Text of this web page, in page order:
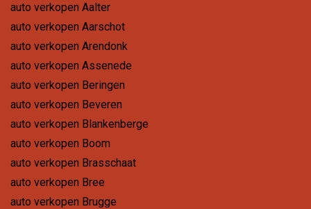
auto verkopen Aalter
auto verkopen Aarschot
auto verkopen Arendonk
auto verkopen Assenede
auto verkopen Beringen
auto verkopen Beveren
auto verkopen Blankenberge
auto verkopen Boom
auto verkopen Brasschaat
auto verkopen Bree
auto verkopen Brugge